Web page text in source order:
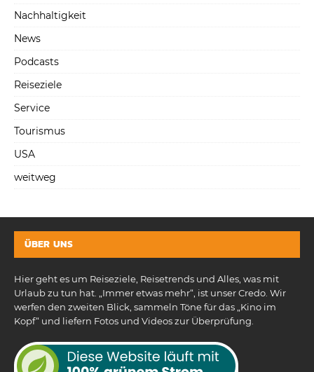
Nachhaltigkeit
News
Podcasts
Reiseziele
Service
Tourismus
USA
weitweg
ÜBER UNS
Hier geht es um Reiseziele, Reisetrends und Alles, was mit
Urlaub zu tun hat. „Immer etwas mehr“, ist unser Credo. Wir
werfen den zweiten Blick, sammeln Töne für das „Kino im
Kopf“ und liefern Fotos und Videos zur Überprüfung.